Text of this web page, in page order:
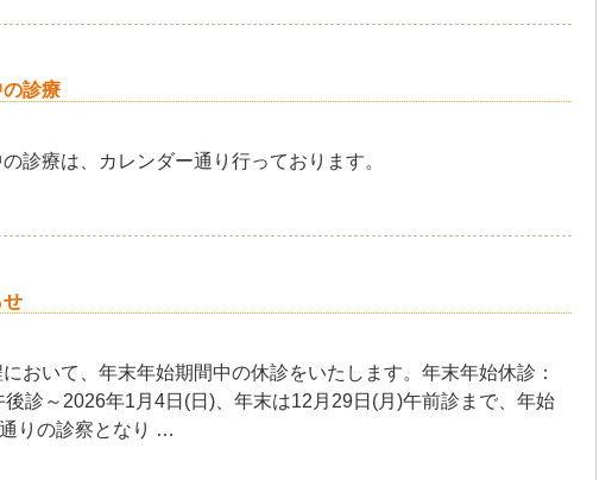
診療
診療は、カレンダー通り行っております。
せ
おいて、年末年始期間中の休診をいたします。年末年始休診：
診～2026年1月4日(日)、年末は12月29日(月)午前診まで、年始
りの診察となり …